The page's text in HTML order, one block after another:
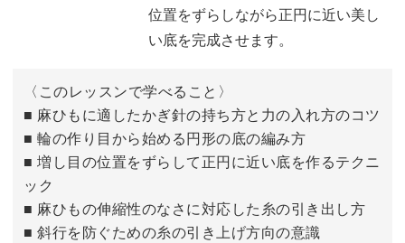
側面の21段目を編む 08:57
おわりに
位置をずらしながら正円に近い美し
い底を完成させます。
〈このレッスンで学べること〉
■ 麻ひもに適したかぎ針の持ち方と力の入れ方のコツ
■ 輪の作り目から始める円形の底の編み方
■ 増し目の位置をずらして正円に近い底を作るテクニ
ック
■ 麻ひもの伸縮性のなさに対応した糸の引き出し方
■ 斜行を防ぐための糸の引き上げ方向の意識